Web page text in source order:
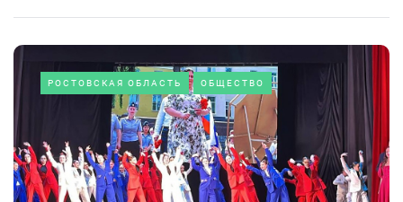
РОСТОВСКАЯ ОБЛАСТЬ ОБЩЕСТВО